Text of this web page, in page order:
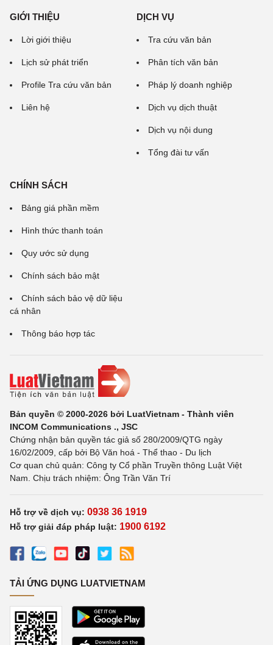
GIỚI THIỆU
Lời giới thiệu
Lịch sử phát triển
Profile Tra cứu văn bản
Liên hệ
DỊCH VỤ
Tra cứu văn bản
Phân tích văn bản
Pháp lý doanh nghiệp
Dịch vụ dịch thuật
Dịch vụ nội dung
Tổng đài tư vấn
CHÍNH SÁCH
Bảng giá phần mềm
Hình thức thanh toán
Quy ước sử dụng
Chính sách bảo mật
Chính sách bảo vệ dữ liệu
cá nhân
Thông báo hợp tác
Bản quyền © 2000-2026 bởi LuatVietnam - Thành viên
INCOM Communications ., JSC
Chứng nhận bản quyền tác giả số 280/2009/QTG ngày
16/02/2009, cấp bởi Bộ Văn hoá - Thể thao - Du lịch
Cơ quan chủ quản: Công ty Cổ phần Truyền thông Luật Việt
Nam. Chịu trách nhiệm: Ông Trần Văn Trí
Hỗ trợ về dịch vụ: 0938 36 1919
Hỗ trợ giải đáp pháp luật: 1900 6192
TẢI ỨNG DỤNG LUATVIETNAM